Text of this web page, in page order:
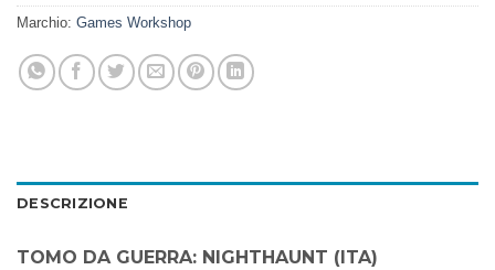
Marchio: Games Workshop
DESCRIZIONE
TOMO DA GUERRA: NIGHTHAUNT (ITA)